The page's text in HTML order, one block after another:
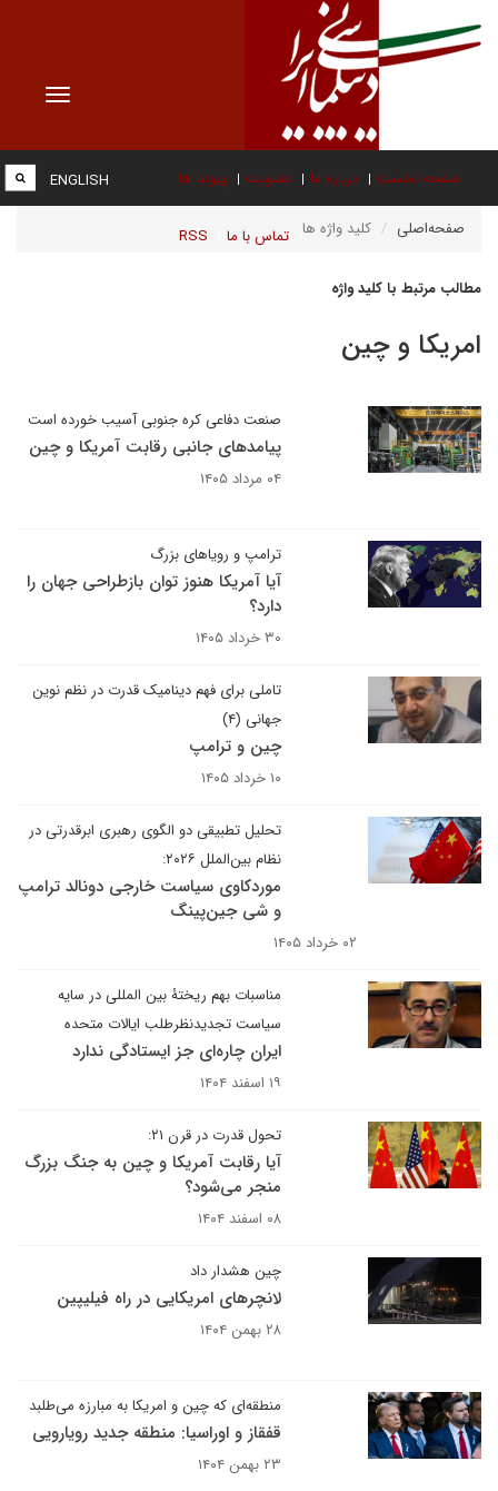
Toggle
صفحه نخست درباره ما عضویت پیوند ها
تماس با ما RSS
ENGLISH
صفحه‌اصلی کلید واژه ها
مطالب مرتبط با کلید واژه
امریکا و چین
صنعت دفاعی کره جنوبی آسیب خورده است
پیامدهای جانبی رقابت آمریکا و چین
۰۴ مرداد ۱۴۰۵
ترامپ و رویاهای بزرگ
آیا آمریکا هنوز توان بازطراحی جهان را
دارد؟
۳۰ خرداد ۱۴۰۵
تاملی برای فهم دینامیک قدرت در نظم نوین
جهانی (۴)
چین و ترامپ
۱۰ خرداد ۱۴۰۵
تحلیل تطبیقی دو الگوی رهبری ابرقدرتی در
نظام بین‌الملل ۲۰۲۶:
موردکاوی سیاست خارجی دونالد ترامپ
و شی جین‌پینگ
۰۲ خرداد ۱۴۰۵
مناسبات بهم ریختۀ بین المللی در سایه
سیاست تجدیدنظرطلب ایالات متحده
ایران چاره‌ای جز ایستادگی ندارد
۱۹ اسفند ۱۴۰۴
تحول قدرت در قرن ۲۱:
آیا رقابت آمریکا و چین به جنگ بزرگ
منجر می‌شود؟
۰۸ اسفند ۱۴۰۴
چین هشدار داد
لانچرهای امریکایی در راه فیلیپین
۲۸ بهمن ۱۴۰۴
منطقه‌ای که چین و امریکا به مبارزه می‌طلبد
قفقاز و اوراسیا: منطقه جدید رویارویی
۲۳ بهمن ۱۴۰۴